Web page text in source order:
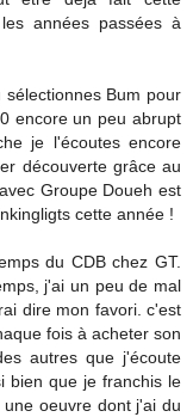
années passées à
Bum pour
encore un peu abrupt
je l'écoutes encore
découverte grâce au
Groupe Doueh est
cette année !
du CDB chez GT.
j'ai un peu de mal
dire mon favori. c'est
fois à acheter son
autres que j'écoute
bien que je franchis le
oeuvre dont j'ai du